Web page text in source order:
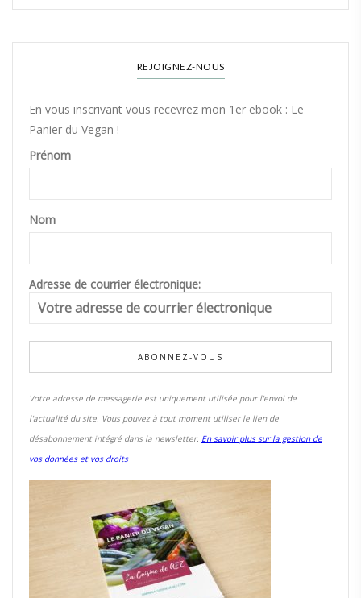
REJOIGNEZ-NOUS
En vous inscrivant vous recevrez mon 1er ebook : Le
Panier du Vegan !
Prénom
Nom
Adresse de courrier électronique:
Votre adresse de messagerie est uniquement utilisée pour l'envoi de
l'actualité du site. Vous pouvez à tout moment utiliser le lien de
désabonnement intégré dans la newsletter. En savoir plus sur la gestion de
vos données et vos droits